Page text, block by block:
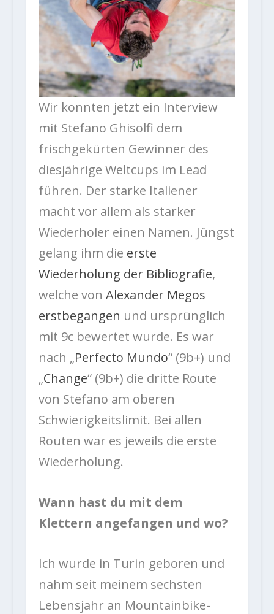
Wir konnten jetzt ein Interview
mit Stefano Ghisolfi dem
frischgekürten Gewinner des
diesjährige Weltcups im Lead
führen. Der starke Italiener
macht vor allem als starker
Wiederholer einen Namen. Jüngst
gelang ihm die erste
Wiederholung der Bibliografie,
welche von Alexander Megos
erstbegangen und ursprünglich
mit 9c bewertet wurde. Es war
nach „Perfecto Mundo“ (9b+) und
„Change“ (9b+) die dritte Route
von Stefano am oberen
Schwierigkeitslimit. Bei allen
Routen war es jeweils die erste
Wiederholung.
Wann hast du mit dem
Klettern angefangen und wo?
Ich wurde in Turin geboren und
nahm seit meinem sechsten
Lebensjahr an Mountainbike-